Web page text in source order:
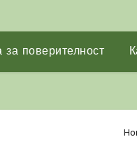
за поверителност